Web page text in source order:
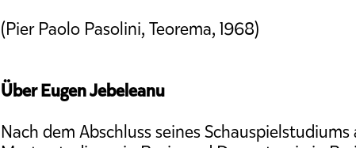
(Pier Paolo Pasolini, Teorema, 1968)
Über Eugen Jebeleanu
Nach dem Abschluss seines